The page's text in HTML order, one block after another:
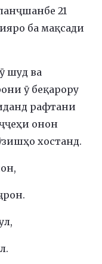
21
ба мақсади
шуд ва
ӯ беқарору
рафтани
онон
хостанд.